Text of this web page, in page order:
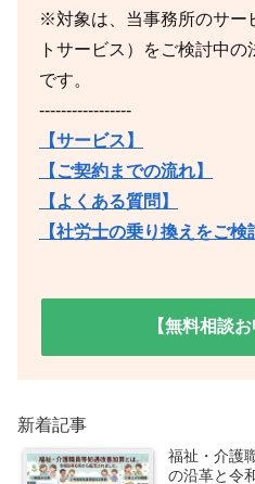
※対象は、当事務所のサー
トサービス）をご検討中
です。
-----------------
【サービス】
【ご契約までの流れ】
【よくある質問】
【社労士の乗り換えをご検
【無料相談
新着記事
福祉・介護
の沿革と令